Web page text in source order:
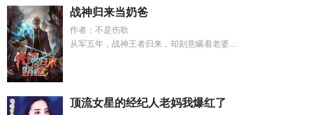
战神归来当奶爸
作者：不是伤歌
从军五年，战神王者归来，却刻意瞒着老婆...
顶流女星的经纪人老妈我爆红了